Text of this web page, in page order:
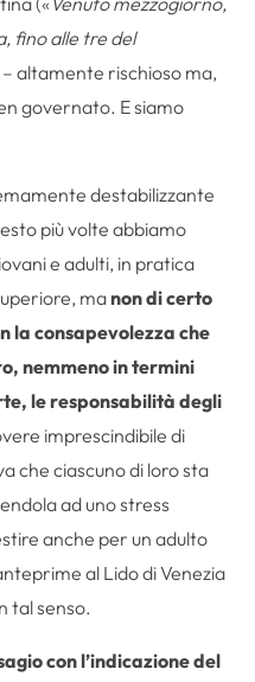
fino alle tre del
– altamente rischioso ma,
governato. E siamo
destabilizzante
più volte abbiamo
e adulti, in pratica
manon di certo
la consapevolezza che
nemmeno in termini
le responsabilità degli
imprescindibile di
che ciascuno di loro sta
ad uno stress
anche per un adulto
al Lido di Venezia
tal senso.
con l’indicazione del